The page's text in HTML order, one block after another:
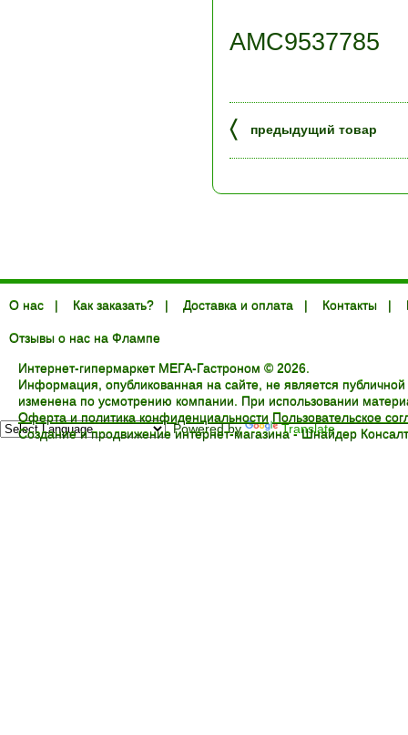
АМС9537785
〈 предыдущий товар
О нас | Как заказать? | Доставка и оплата | Контакты |
Отзывы о нас на Флампе
Интернет-гипермаркет МЕГА-Гастроном © 2026.
Информация, опубликованная на сайте, не является
изменена по усмотрению компании. При использовании
Оферта и политика конфиденциальности Пользовательское
Создание и продвижение интернет-магазина -Шнайдер
Powered by Translate